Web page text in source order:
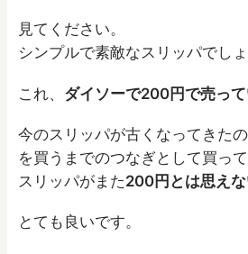
見てください。
シンプルで素敵なスリッパでし
これ、 ダイソーで200円で売っ
今のスリッパが古くなってきた
を買うまでのつなぎとして買っ
スリッパがまた200円とは思え
とても良いです。